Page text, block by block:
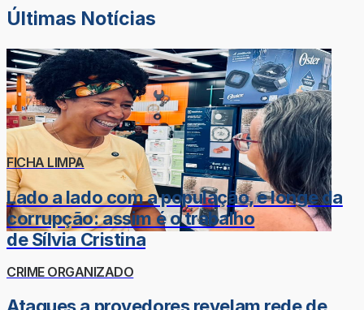
Últimas Notícias
FICHA LIMPA
Lado a lado com a população, e longe da
corrupção: assim é o trabalho
de Sílvia Cristina
CRIME ORGANIZADO